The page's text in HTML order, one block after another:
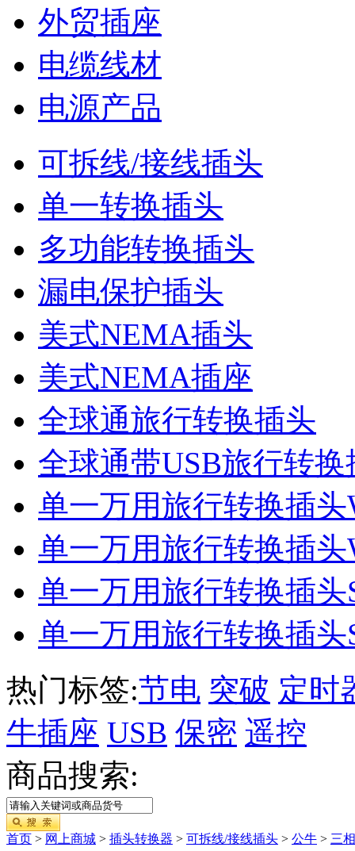
外贸插座
电缆线材
电源产品
可拆线/接线插头
单一转换插头
多功能转换插头
漏电保护插头
美式NEMA插头
美式NEMA插座
全球通旅行转换插头
全球通带USB旅行转换
单一万用旅行转换插
单一万用旅行转换插
单一万用旅行转换插头
单一万用旅行转换插头
热门标签:节电 突破 定时
牛插座 USB 保密 遥控
商品搜索:
首页 > 网上商城 > 插头转换器 > 可拆线/接线插头 > 公牛 > 三